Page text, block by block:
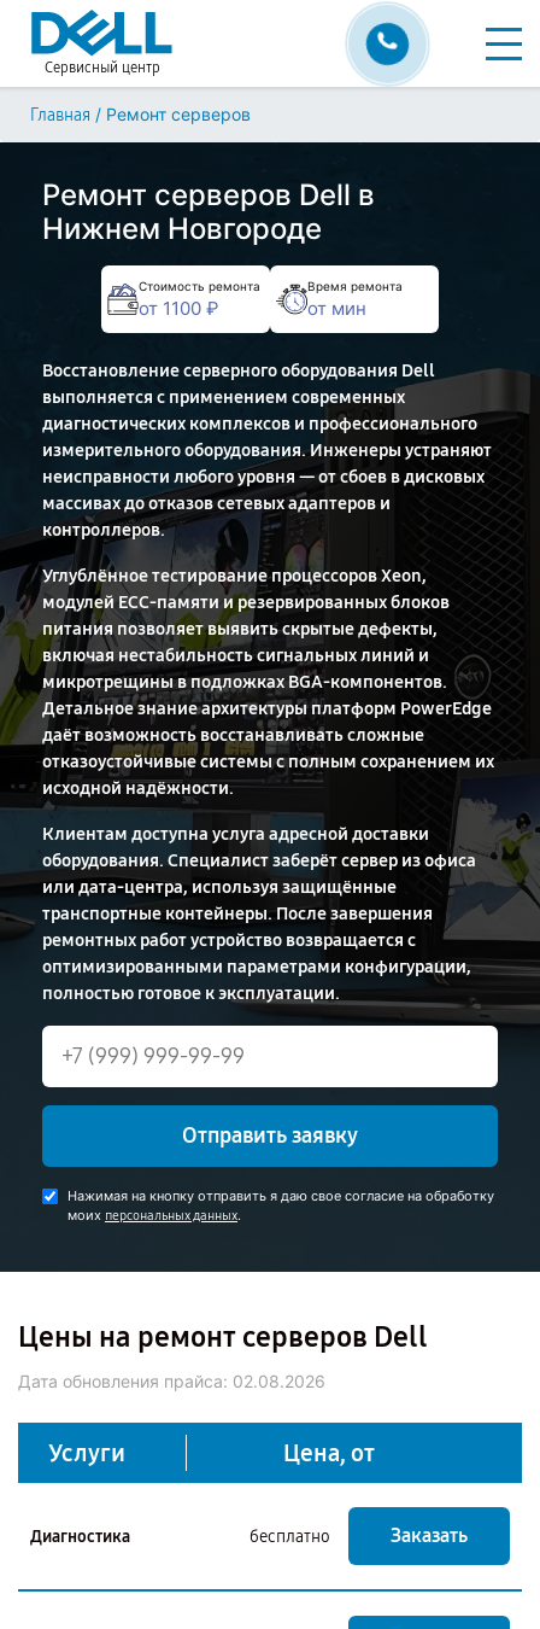
Сервисный центр
Главная / Ремонт серверов
Ремонт серверов Dell в
Нижнем Новгороде
Стоимость ремонта
от 1100 ₽
Время ремонта
от мин
Восстановление серверного оборудования Dell
выполняется с применением современных
диагностических комплексов и профессионального
измерительного оборудования. Инженеры устраняют
неисправности любого уровня — от сбоев в дисковых
массивах до отказов сетевых адаптеров и
контроллеров.
Углублённое тестирование процессоров Xeon,
модулей ECC-памяти и резервированных блоков
питания позволяет выявить скрытые дефекты,
включая нестабильность сигнальных линий и
микротрещины в подложках BGA-компонентов.
Детальное знание архитектуры платформ PowerEdge
даёт возможность восстанавливать сложные
отказоустойчивые системы с полным сохранением их
исходной надёжности.
Клиентам доступна услуга адресной доставки
оборудования. Специалист заберёт сервер из офиса
или дата-центра, используя защищённые
транспортные контейнеры. После завершения
ремонтных работ устройство возвращается с
оптимизированными параметрами конфигурации,
полностью готовое к эксплуатации.
Отправить заявку
Нажимая на кнопку отправить я даю свое согласие на обработку
моих персональных данных.
Цены на ремонт серверов Dell
Дата обновления прайса: 02.08.2026
Услуги Цена, от
Диагностика бесплатно Заказать